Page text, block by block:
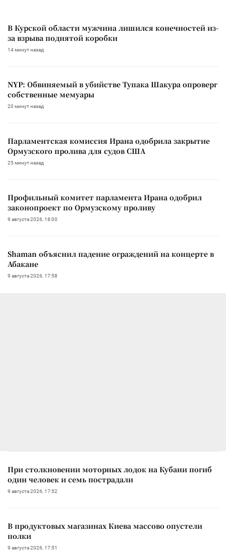
В Курской области мужчина лишился конечностей из-
за взрыва поднятой коробки
14 минут назад
NYP: Обвиняемый в убийстве Тупака Шакура опроверг
собственные мемуары
20 минут назад
Парламентская комиссия Ирана одобрила закрытие
Ормузского пролива для судов США
25 минут назад
Профильный комитет парламента Ирана одобрил
законопроект по Ормузскому проливу
9 августа 2026, 18:00
Shaman объяснил падение ограждений на концерте в
Абакане
9 августа 2026, 17:58
При столкновении моторных лодок на Кубани погиб
один человек и семь пострадали
9 августа 2026, 17:52
В продуктовых магазинах Киева массово опустели
полки
9 августа 2026, 17:51